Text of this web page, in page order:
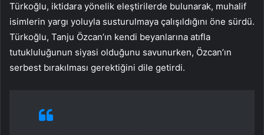
Türkoğlu, iktidara yönelik eleştirilerde bulunarak, muhalif
isimlerin yargı yoluyla susturulmaya çalışıldığını öne sürdü.
Türkoğlu, Tanju Özcan’ın kendi beyanlarına atıfla
tutukluluğunun siyasi olduğunu savunurken, Özcan’ın
serbest bırakılması gerektiğini dile getirdi.